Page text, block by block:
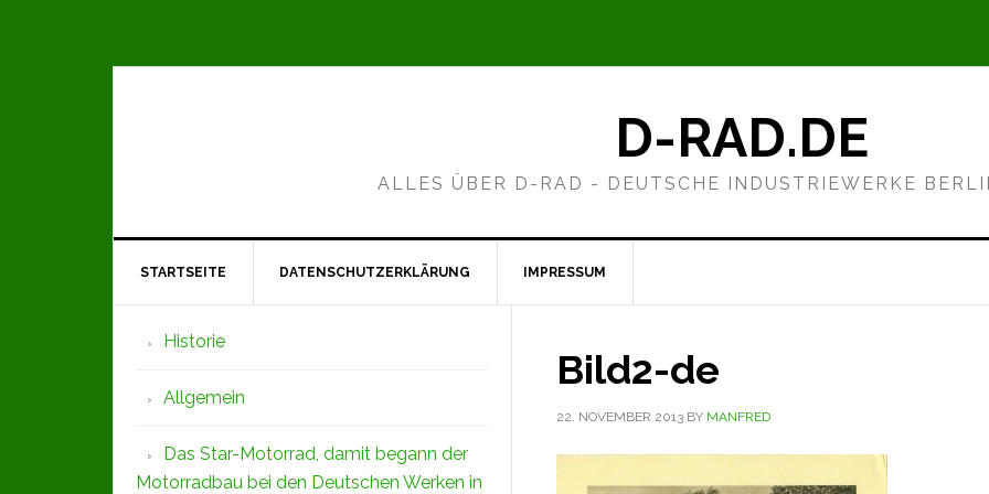
D-RAD.DE
ALLES ÜBER D-RAD - DEUTSCHE INDUSTRIEWERKE
STARTSEITE DATENSCHUTZERKLÄRUNG IMPRESSUM
Bild2-de
22. NOVEMBER 2013 BY MANFRED
Seitenspalte
Historie
Allgemein
Das Star-Motorrad, damit begann der
Motorradbau bei den Deutschen Werken in